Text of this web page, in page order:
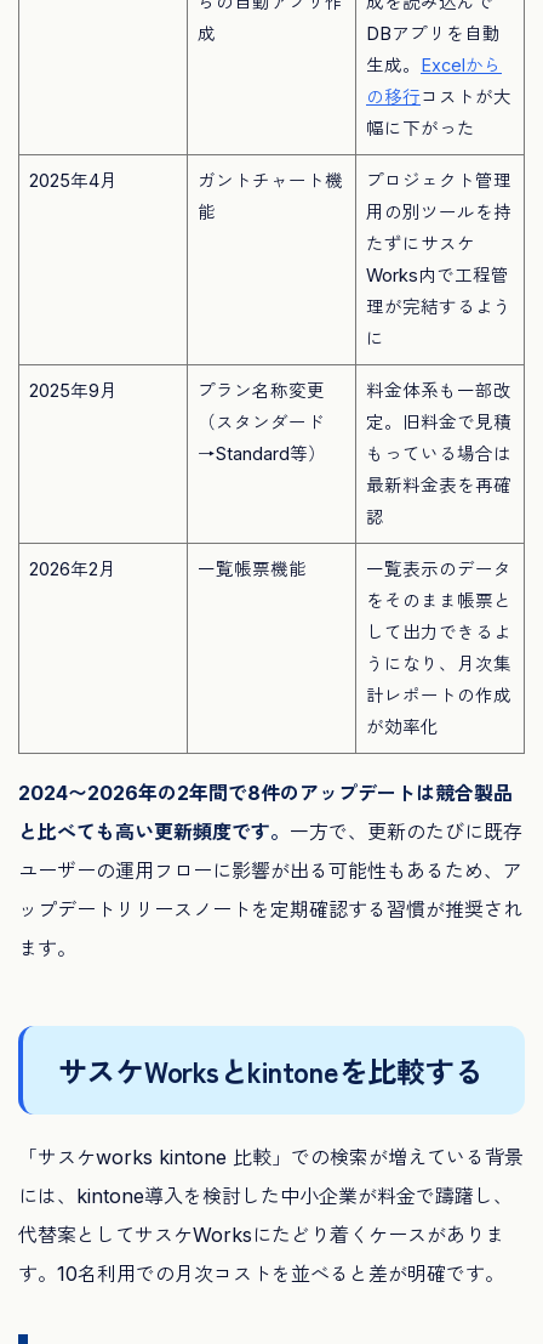
成
DBアプリを自動
生成。 Excelから
の移行コストが大
幅に下がった
2025年4月
ガントチャート機
能
プロジェクト管理
用の別ツールを持
たずにサスケ
Works内で工程管
理が完結するよう
に
2025年9月
プラン名称変更
（スタンダード
→Standard等）
料金体系も一部改
定。旧料金で見積
もっている場合は
最新料金表を再確
認
2026年2月 一覧帳票機能
一覧表示のデータ
をそのまま帳票と
して出力できるよ
うになり、月次集
計レポートの作成
が効率化
2024〜2026年の2年間で8件のアップデートは競合製品
と比べても高い更新頻度です。 一方で、更新のたびに既存
ユーザーの運用フローに影響が出る可能性もあるため、ア
ップデートリリースノートを定期確認する習慣が推奨され
ます。
サスケWorksとkintoneを比較する
「サスケworks kintone 比較」での検索が増えている背景
には、kintone導入を検討した中小企業が料金で躊躇し、
代替案としてサスケWorksにたどり着くケースがありま
す。10名利用での月次コストを並べると差が明確です。